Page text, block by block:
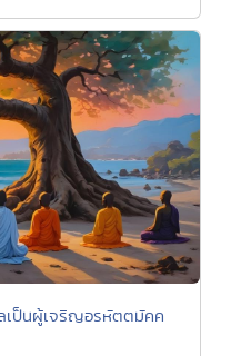
เป็นผู้เจริญอรหัตตมัคค